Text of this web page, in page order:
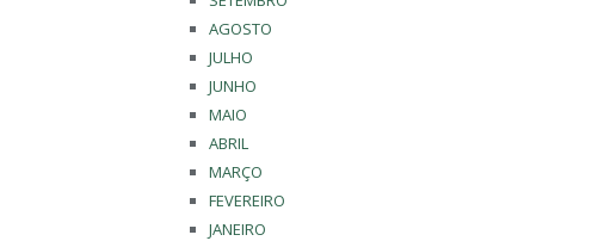
AGOSTO
JULHO
JUNHO
MAIO
ABRIL
MARÇO
FEVEREIRO
JANEIRO